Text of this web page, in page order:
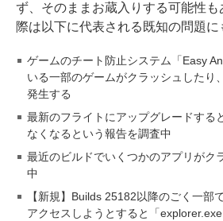
ず、そのままお蔵入りする可能性
際は以下に代表される既知の問題に
ゲームのチート防止システム「Easy
いる一部のゲームがクラッシュしたり
発生する
最新のフライトにアップグレードする
なくなるという報告を調査中
最近のビルドでいくつかのアプリがク
中
【新規】Builds 25182以降のごく一部
アクセスしようとすると「